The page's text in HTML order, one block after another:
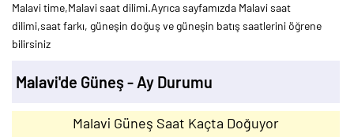
Malavi time,Malavi saat dilimi.Ayrıca sayfamızda Malavi saat
dilimi,saat farkı, güneşin doğuş ve güneşin batış saatlerini öğrene
bilirsiniz
Malavi'de Güneş - Ay Durumu
Malavi Güneş Saat Kaçta Doğuyor